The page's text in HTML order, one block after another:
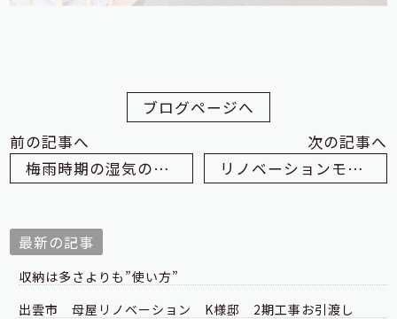
ブログページへ
前の記事へ
梅雨時期の湿気のジメジメ。気になりませんか？
次の記事へ
リノベーションモデルハウス2号店 打合せ編
最新の記事
収納は多さよりも”使い方”
出雲市 母屋リノベーション K様邸 2期工事お引渡し